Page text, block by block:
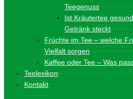
Teegenuss
Ist Kräutertee
Getränk steckt
Früchte im Tee – welche
Vielfalt sorgen
Kaffee oder Tee – Was
Teelexikon
Kontakt